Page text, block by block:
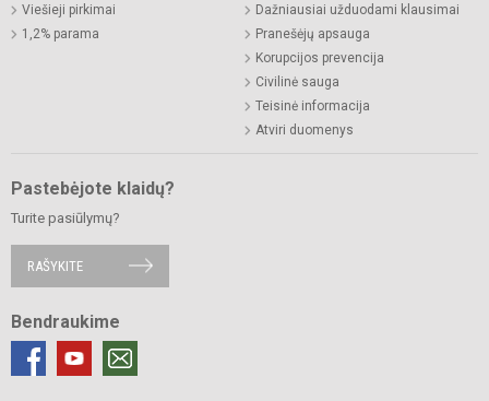
Viešieji pirkimai
1,2% parama
Dažniausiai užduodami klausimai
Pranešėjų apsauga
Korupcijos prevencija
Civilinė sauga
Teisinė informacija
Atviri duomenys
Pastebėjote klaidų?
Turite pasiūlymų?
RAŠYKITE
Bendraukime